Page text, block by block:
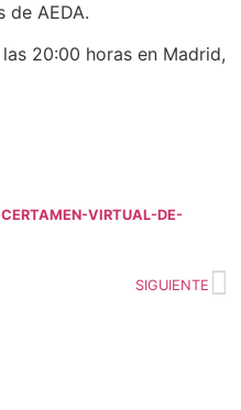
de AEDA.
horas en Madrid,
VIRTUAL-DE-
SIGUIENTE